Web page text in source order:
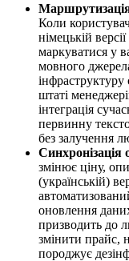
Коли
німецькій
маркуватися у
мовного
інфраструктуру
штаті
інтеграція
первинну
без залучення
Синхронізація
змінює ціну,
(українській)
оновлення
призводить до
змінити прайс,
породжує